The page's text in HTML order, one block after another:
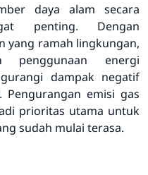
daya alam secara
penting. Dengan
yang ramah lingkungan,
penggunaan energi
dampak negatif
emisi gas
prioritas utama untuk
sudah mulai terasa.